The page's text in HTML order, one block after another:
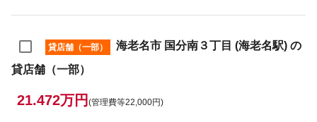
貸店舗（一部）
海老名市 国分南３丁目 (海老名駅) の
貸店舗（一部）
21.472万円 (管理費等22,000円)